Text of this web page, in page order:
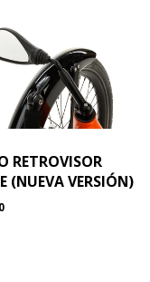
RETROVISOR
(NUEVA VERSIÓN)